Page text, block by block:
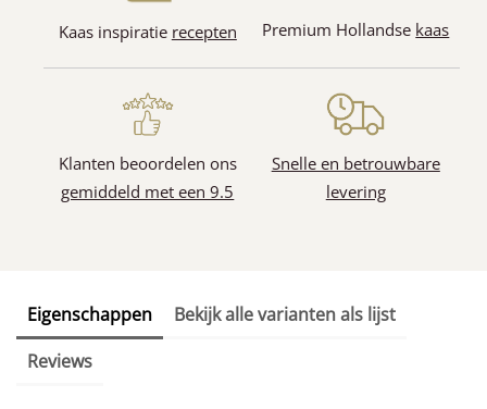
Kaas inspiratie recepten Premium Hollandse kaas
Klanten beoordelen ons
gemiddeld met een 9.5
Snelle en betrouwbare
levering
Eigenschappen
Bekijk alle varianten als lijst
Reviews